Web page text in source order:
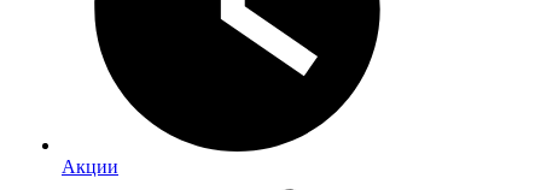
Акции